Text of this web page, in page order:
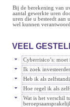
Bij de berekening van
aantal gewerkte uren
uren die u besteedt aan
wel kunnen
VEEL
Cyberrisico’s:
Ik zoek
Heb ik als
Hoe regel ik als
Wat is het verschil